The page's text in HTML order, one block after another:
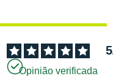
5
Opinião verificada